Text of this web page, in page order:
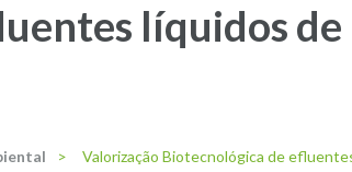
líquidos de
> Valorização Biotecnológica de